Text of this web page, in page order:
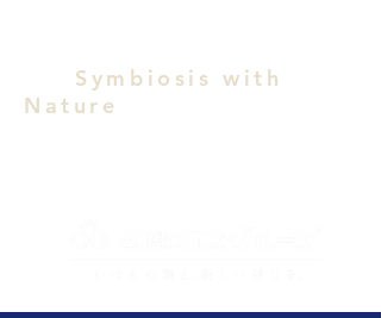
Symbiosis with
Nature